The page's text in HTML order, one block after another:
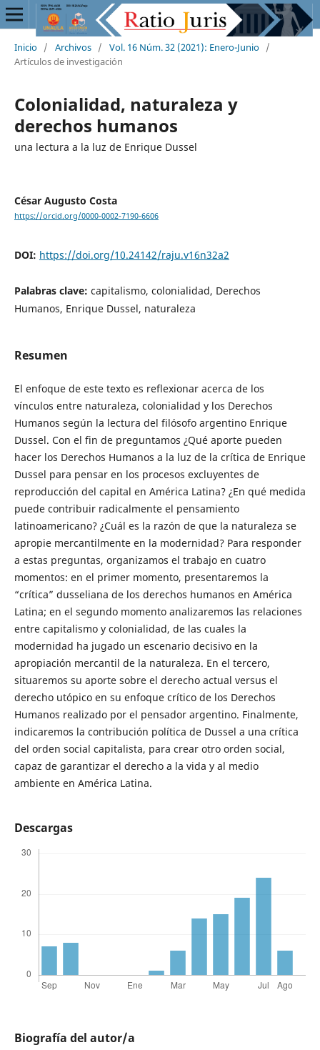
Inicio / Archivos / Vol. 16 Núm. 32 (2021): Enero-Junio /
Artículos de investigación
Colonialidad, naturaleza y
derechos humanos
una lectura a la luz de Enrique Dussel
César Augusto Costa
https://orcid.org/0000-0002-7190-6606
DOI: https://doi.org/10.24142/raju.v16n32a2
Palabras clave: capitalismo, colonialidad, Derechos
Humanos, Enrique Dussel, naturaleza
Resumen
El enfoque de este texto es reflexionar acerca de los
vínculos entre naturaleza, colonialidad y los Derechos
Humanos según la lectura del filósofo argentino Enrique
Dussel. Con el fin de preguntamos ¿Qué aporte pueden
hacer los Derechos Humanos a la luz de la crítica de Enrique
Dussel para pensar en los procesos excluyentes de
reproducción del capital en América Latina? ¿En qué medida
puede contribuir radicalmente el pensamiento
latinoamericano? ¿Cuál es la razón de que la naturaleza se
apropie mercantilmente en la modernidad? Para responder
a estas preguntas, organizamos el trabajo en cuatro
momentos: en el primer momento, presentaremos la
“crítica” dusseliana de los derechos humanos en América
Latina; en el segundo momento analizaremos las relaciones
entre capitalismo y colonialidad, de las cuales la
modernidad ha jugado un escenario decisivo en la
apropiación mercantil de la naturaleza. En el tercero,
situaremos su aporte sobre el derecho actual versus el
derecho utópico en su enfoque crítico de los Derechos
Humanos realizado por el pensador argentino. Finalmente,
indicaremos la contribución política de Dussel a una crítica
del orden social capitalista, para crear otro orden social,
capaz de garantizar el derecho a la vida y al medio
ambiente en América Latina.
Descargas
Biografía del autor/a